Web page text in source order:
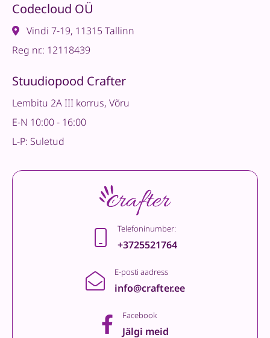
Codecloud OÜ
Vindi 7-19, 11315 Tallinn
Reg nr.: 12118439
Stuudiopood Crafter
Lembitu 2A III korrus, Võru
E-N 10:00 - 16:00
L-P: Suletud
Telefoninumber:
+3725521764
E-posti aadress
info@crafter.ee
Facebook
Jälgi meid